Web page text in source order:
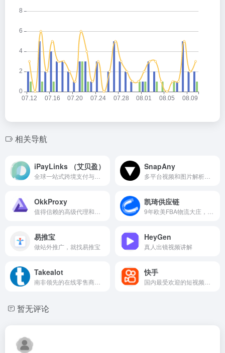
相关导航
iPayLinks （艾贝盈） SnapAny
OkkProxy 凯琦供应链
易推宝
做站外推广，就找易推宝
HeyGen
真人出镜视频讲解
Takealot 快手
暂无评论